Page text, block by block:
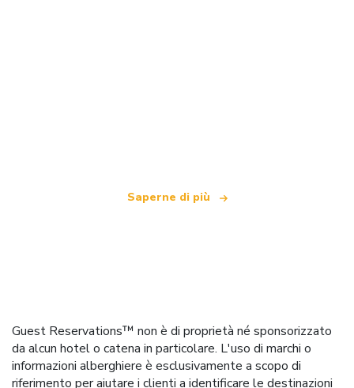
Saperne di più
Guest Reservations™ non è di proprietà né sponsorizzato
da alcun hotel o catena in particolare. L'uso di marchi o
informazioni alberghiere è esclusivamente a scopo di
riferimento per aiutare i clienti a identificare le destinazioni